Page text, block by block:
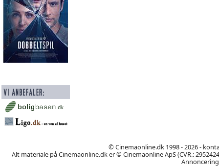
© Cinemaonline.dk 1998 - 2026 -
Alt materiale på Cinemaonline.dk er © Cinemaonline ApS (CVR.: